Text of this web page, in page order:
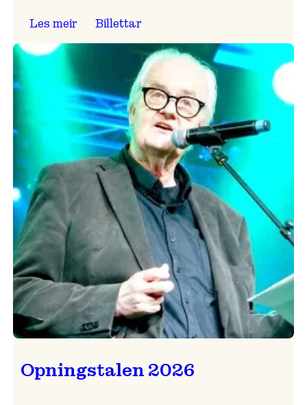
Les meir Billettar
Opningstalen 2026